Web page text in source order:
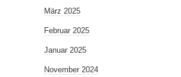
März 2025
Februar 2025
Januar 2025
November 2024